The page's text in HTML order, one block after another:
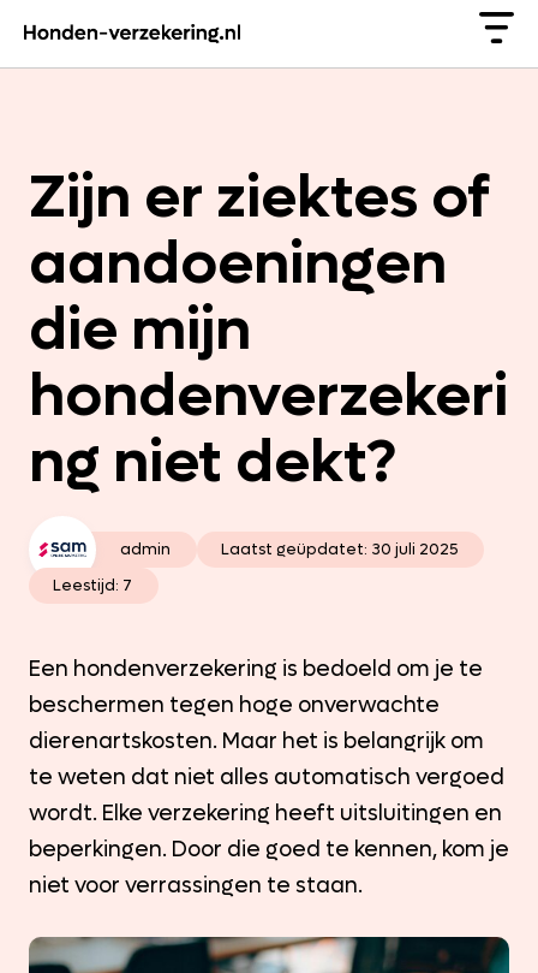
Zijn er ziektes of
aandoeningen
die mijn
hondenverzekeri
ng niet dekt?
admin Laatst geüpdatet: 30 juli 2025
Leestijd: 7
Een hondenverzekering is bedoeld om je te
beschermen tegen hoge onverwachte
dierenartskosten. Maar het is belangrijk om
te weten dat niet alles automatisch vergoed
wordt. Elke verzekering heeft uitsluitingen en
beperkingen. Door die goed te kennen, kom je
niet voor verrassingen te staan.